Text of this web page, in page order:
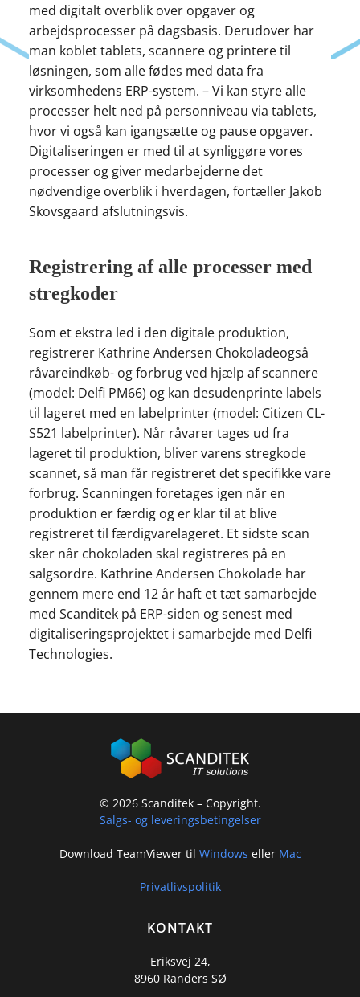
med digitalt overblik over opgaver og
arbejdsprocesser på dagsbasis. Derudover har
man koblet tablets, scannere og printere til
løsningen, som alle fødes med data fra
virksomhedens ERP-system. – Vi kan styre alle
processer helt ned på personniveau via tablets,
hvor vi også kan igangsætte og pause opgaver.
Digitaliseringen er med til at synliggøre vores
processer og giver medarbejderne det
nødvendige overblik i hverdagen, fortæller Jakob
Skovsgaard afslutningsvis.
Registrering af alle processer med
stregkoder
Som et ekstra led i den digitale produktion,
registrerer Kathrine Andersen Chokoladeogså
råvareindkøb- og forbrug ved hjælp af scannere
(model: Delfi PM66) og kan desudenprinte labels
til lageret med en labelprinter (model: Citizen CL-
S521 labelprinter). Når råvarer tages ud fra
lageret til produktion, bliver varens stregkode
scannet, så man får registreret det specifikke vare
forbrug. Scanningen foretages igen når en
produktion er færdig og er klar til at blive
registreret til færdigvarelageret. Et sidste scan
sker når chokoladen skal registreres på en
salgsordre. Kathrine Andersen Chokolade har
gennem mere end 12 år haft et tæt samarbejde
med Scanditek på ERP-siden og senest med
digitaliseringsprojektet i samarbejde med Delfi
Technologies.
© 2026Scanditek – Copyright.
Salgs- og leveringsbetingelser
Download TeamViewer til Windows eller Mac
Privatlivspolitik
KONTAKT
Eriksvej 24,
8960 Randers SØ